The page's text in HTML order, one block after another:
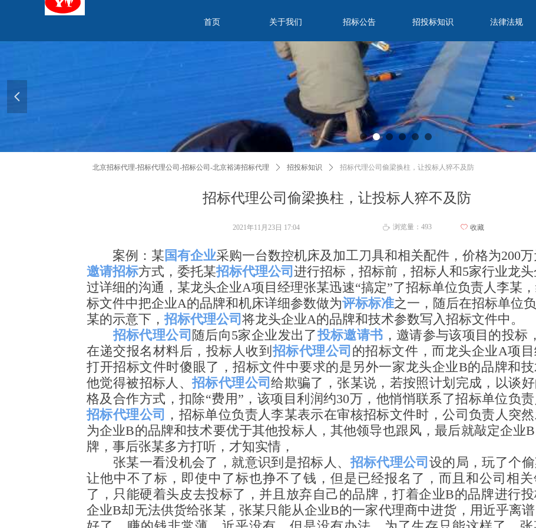
首页 关于我们 招标公告 招投标知识 法律法规
넳
招标代理公司偷梁换柱，让投标人猝不及防
北京招标代理-招标代理公司-招标公司-北京裕涛招标代理 ꄲ 招投标知识 ꄲ 招标代理公司偷梁换柱，让投标人猝不及防
案例：某 国有企业采购一台数控机床及加工刀具和相关配件，价格为200万
邀请招标方式，委托某招标代理公司 进行招标，招标前，招标人和5家行业龙
过详细的沟通，某龙头企业A项目经理张某迅速“搞定”了招标单位负责人李某
标文件中把企业A的品牌和机床详细参数做为评标标准之一，随后在招标单位
某的示意下，招标代理公司 将龙头企业A的品牌和技术参数写入招标文件中。
招标代理公司 随后向5家企业发出了投标邀请书 ，邀请参与该项目的投标
在递交报名材料后，投标人收到招标代理公司 的招标文件，而龙头企业A项
打开招标文件时傻眼了，招标文件中要求的是另外一家龙头企业B的品牌和技
他觉得被招标人、招标代理公司给欺骗了，张某说，若按照计划完成，以谈
格及合作方式，扣除“费用”，该项目利润约30万，他悄悄联系了招标单位负
招标代理公司 ，招标单位负责人李某表示在审核招标文件时，公司负责人突
为企业B的品牌和技术要优于其他投标人，其他领导也跟风，最后就敲定企业
牌，事后张某多方打听，才知实情，
张某一看没机会了，就意识到是招标人、招标代理公司 设的局，玩了个偷
让他中不了标，即使中了标也挣不了钱，但是已经报名了，而且和公司相
了，只能硬着头皮去投标了，并且放弃自己的品牌，打着企业B的品牌进行
企业B却无法供货给张某，张某只能从企业B的一家代理商中进货，用近乎离
2021年11月23日 17:04 ꄘ 浏览量： 493 ꄀ 收藏